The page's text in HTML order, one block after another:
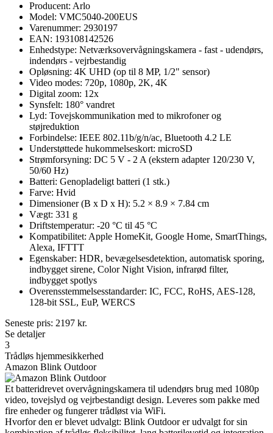
Producent: Arlo
Model: VMC5040-200EUS
Varenummer: 2930197
EAN: 193108142526
Enhedstype: Netværksovervågningskamera - fast - udendørs,
indendørs - vejrbestandig
Opløsning: 4K UHD (op til 8 MP, 1/2" sensor)
Video modes: 720p, 1080p, 2K, 4K
Digital zoom: 12x
Synsfelt: 180° vandret
Lyd: Tovejskommunikation med to mikrofoner og
støjreduktion
Forbindelse: IEEE 802.11b/g/n/ac, Bluetooth 4.2 LE
Understøttede hukommelseskort: microSD
Strømforsyning: DC 5 V - 2 A (ekstern adapter 120/230 V,
50/60 Hz)
Batteri: Genopladeligt batteri (1 stk.)
Farve: Hvid
Dimensioner (B x D x H): 5.2 × 8.9 × 7.84 cm
Vægt: 331 g
Driftstemperatur: -20 °C til 45 °C
Kompatibilitet: Apple HomeKit, Google Home, SmartThings,
Alexa, IFTTT
Egenskaber: HDR, bevægelsesdetektion, automatisk sporing,
indbygget sirene, Color Night Vision, infrarød filter,
indbygget spotlys
Overensstemmelsesstandarder: IC, FCC, RoHS, AES-128,
128-bit SSL, EuP, WERCS
Seneste pris: 2197 kr.
Se detaljer
3
Trådløs hjemmesikkerhed
Amazon Blink Outdoor
Et batteridrevet overvågningskamera til udendørs brug med 1080p
video, tovejslyd og vejrbestandigt design. Leveres som pakke med
fire enheder og fungerer trådløst via WiFi.
Hvorfor den er blevet udvalgt: Blink Outdoor er udvalgt for sin